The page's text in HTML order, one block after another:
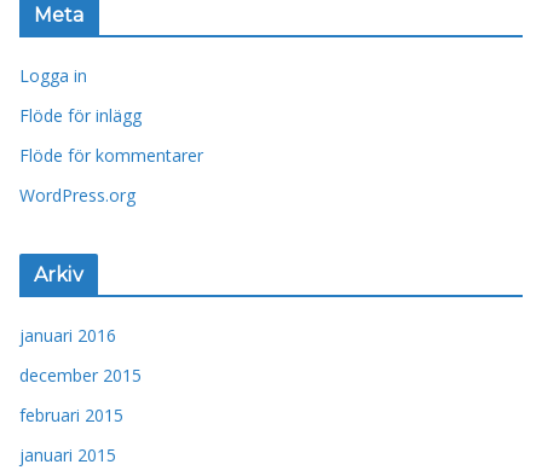
Meta
Logga in
Flöde för inlägg
Flöde för kommentarer
WordPress.org
Arkiv
januari 2016
december 2015
februari 2015
januari 2015